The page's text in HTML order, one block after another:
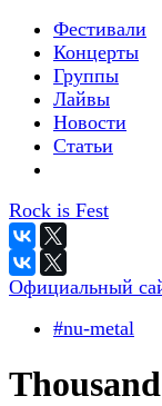
Фестивали
Концерты
Группы
Лайвы
Новости
Статьи
Rock is Fest
Официальный
#nu-metal